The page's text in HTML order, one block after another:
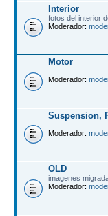
Interior
fotos del interior
Moderador:
Motor
Moderador:
Suspension,
Moderador:
OLD
imagenes
Moderador: